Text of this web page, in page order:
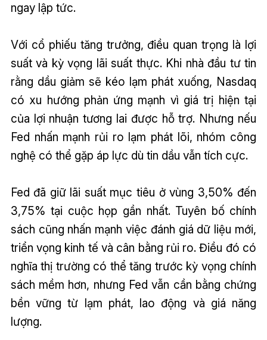
ngay lập tức.
Với cổ phiếu tăng trưởng, điều quan trọng là lợi
suất và kỳ vọng lãi suất thực. Khi nhà đầu tư tin
rằng dầu giảm sẽ kéo lạm phát xuống, Nasdaq
có xu hướng phản ứng mạnh vì giá trị hiện tại
của lợi nhuận tương lai được hỗ trợ. Nhưng nếu
Fed nhấn mạnh rủi ro lạm phát lõi, nhóm công
nghệ có thể gặp áp lực dù tin dầu vẫn tích cực.
Fed đã giữ lãi suất mục tiêu ở vùng 3,50% đến
3,75% tại cuộc họp gần nhất. Tuyên bố chính
sách cũng nhấn mạnh việc đánh giá dữ liệu mới,
triển vọng kinh tế và cân bằng rủi ro. Điều đó có
nghĩa thị trường có thể tăng trước kỳ vọng chính
sách mềm hơn, nhưng Fed vẫn cần bằng chứng
bền vững từ lạm phát, lao động và giá năng
lượng.